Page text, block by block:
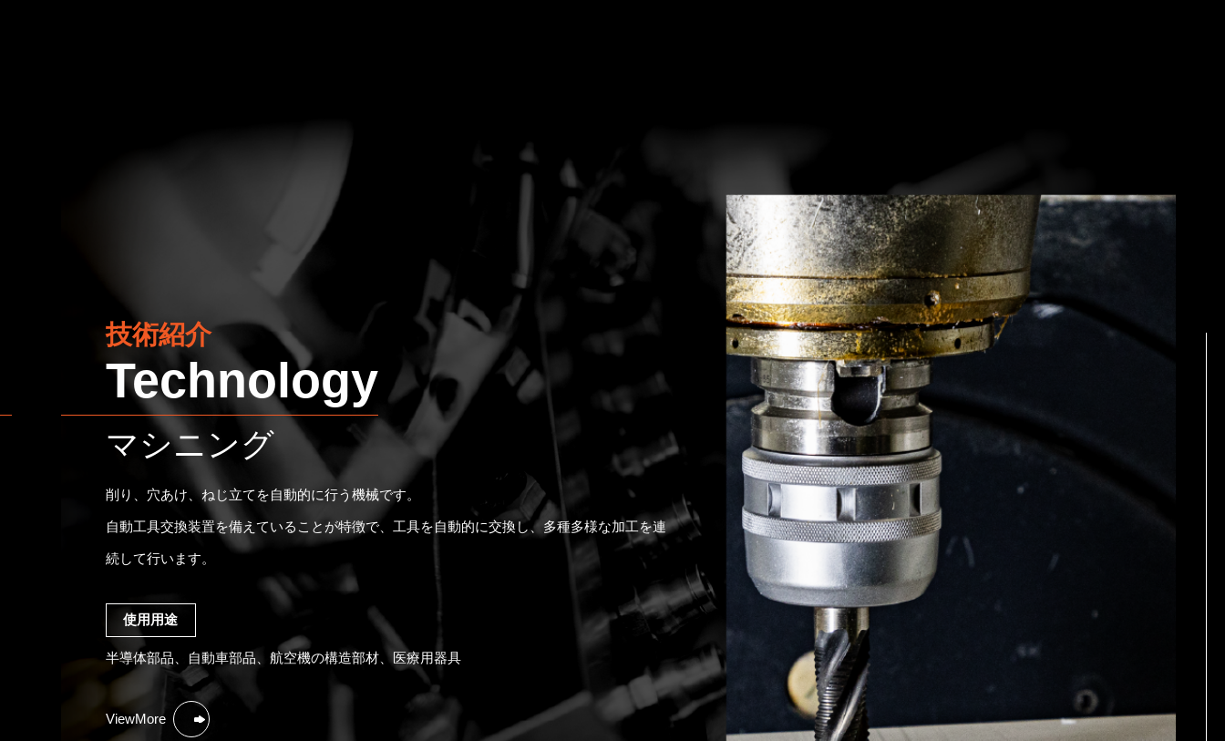
技術紹介
Technology
マシニング
削り、穴あけ、ねじ立てを自動的に行う機械です。
自動工具交換装置を備えていることが特徴で、工具を自動的に交換し、多種多様な加工を連
続して行います。
使用用途
半導体部品、自動車部品、航空機の構造部材、医療用器具
ViewMore